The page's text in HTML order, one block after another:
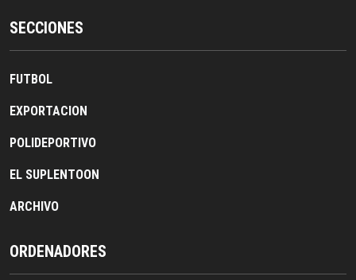
SECCIONES
FUTBOL
EXPORTACION
POLIDEPORTIVO
EL SUPLENTOON
ARCHIVO
ORDENADORES